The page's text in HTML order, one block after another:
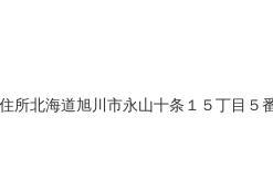
所北海道旭川市永山十条１５丁目